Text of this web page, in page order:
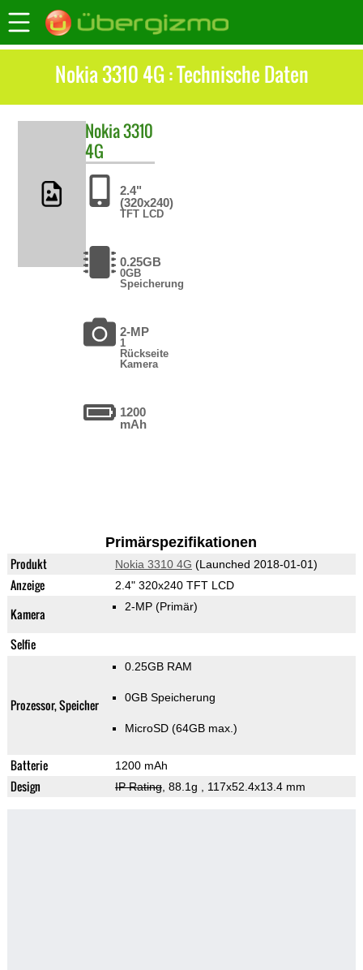
Nokia 3310 4G : Technische Daten
Nokia3310
4G
2.4"
(320x240)
TFT LCD
0.25GB
0GB
Speicherung
2-MP
1
Rückseite
Kamera
1200
mAh
Primärspezifikationen
Produkt Nokia 3310 4G (Launched 2018-01-01)
Anzeige 2.4" 320x240 TFT LCD
Kamera 2-MP (Primär)
Selfie
Prozessor, Speicher
0.25GB RAM
0GB Speicherung
MicroSD (64GB max.)
Batterie 1200 mAh
Design IP Rating, 88.1g , 117x52.4x13.4 mm